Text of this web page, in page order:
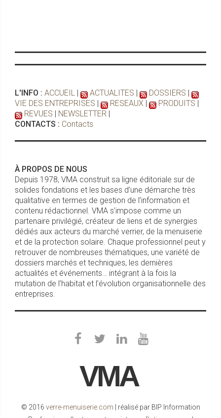
L'INFO : ACCUEIL ACTUALITES DOSSIERS
VIE DES ENTREPRISES
RESEAUX PRODUITS
REVUES
NEWSLETTER
CONTACTS : Contacts
À PROPOS DE NOUS
Depuis 1978, VMA construit sa ligne éditoriale sur de
solides fondations et les bases d’une démarche très
qualitative en termes de gestion de l’information et
contenu rédactionnel. VMA s’impose comme un
partenaire privilégié, créateur de liens et de synergies
dédiés aux acteurs du marché verrier, de la menuiserie
et de la protection solaire. Chaque professionnel peut y
retrouver de nombreuses thématiques, une variété de
dossiers marchés et techniques, les dernières
actualités et événements… intégrant à la fois la
mutation de l’habitat et l’évolution organisationnelle des
entreprises.
VMA
© 2016 verre-menuiserie.com | réalisé par BIP Information